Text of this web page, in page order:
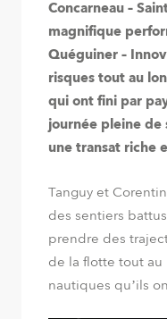
Concarneau –
magnifique
Quéguiner –
risques tout au
qui ont fini par
journée pleine
une transat riche
Tanguy et
des sentiers
prendre des
de la flotte tout
nautiques qu’ils